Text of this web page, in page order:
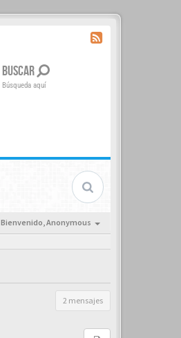
BUSCAR
Búsqueda aquí
Bienvenido,Anonymous
2 mensajes